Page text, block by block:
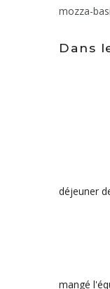
mozza-
Dans
déjeuner
mangé